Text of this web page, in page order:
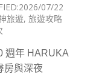
2026/07/22
旅遊, 旅遊攻略
週年 HARUKA
房與深夜